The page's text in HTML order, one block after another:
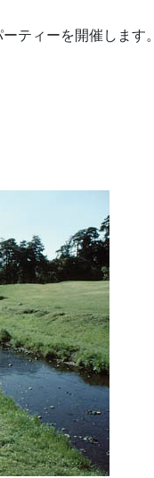
ティーを開催します。